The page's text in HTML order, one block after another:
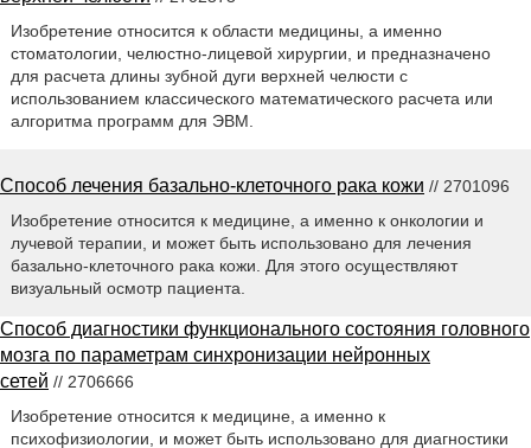
Изобретение относится к области медицины, а именно
стоматологии, челюстно-лицевой хирургии, и предназначено
для расчета длины зубной дуги верхней челюсти с
использованием классического математического расчета или
алгоритма программ для ЭВМ.
Способ лечения базально-клеточного рака кожи // 2701096
Изобретение относится к медицине, а именно к онкологии и
лучевой терапии, и может быть использовано для лечения
базально-клеточного рака кожи. Для этого осуществляют
визуальный осмотр пациента.
Способ диагностики функционального состояния головного
мозга по параметрам синхронизации нейронных
сетей // 2706666
Изобретение относится к медицине, а именно к
психофизиологии, и может быть использовано для диагностики